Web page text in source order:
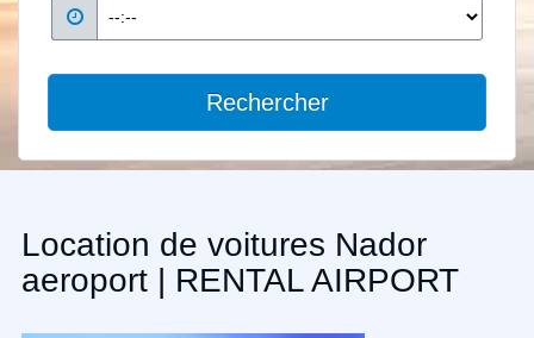
Rechercher
Location de voitures Nador
aeroport | RENTAL AIRPORT